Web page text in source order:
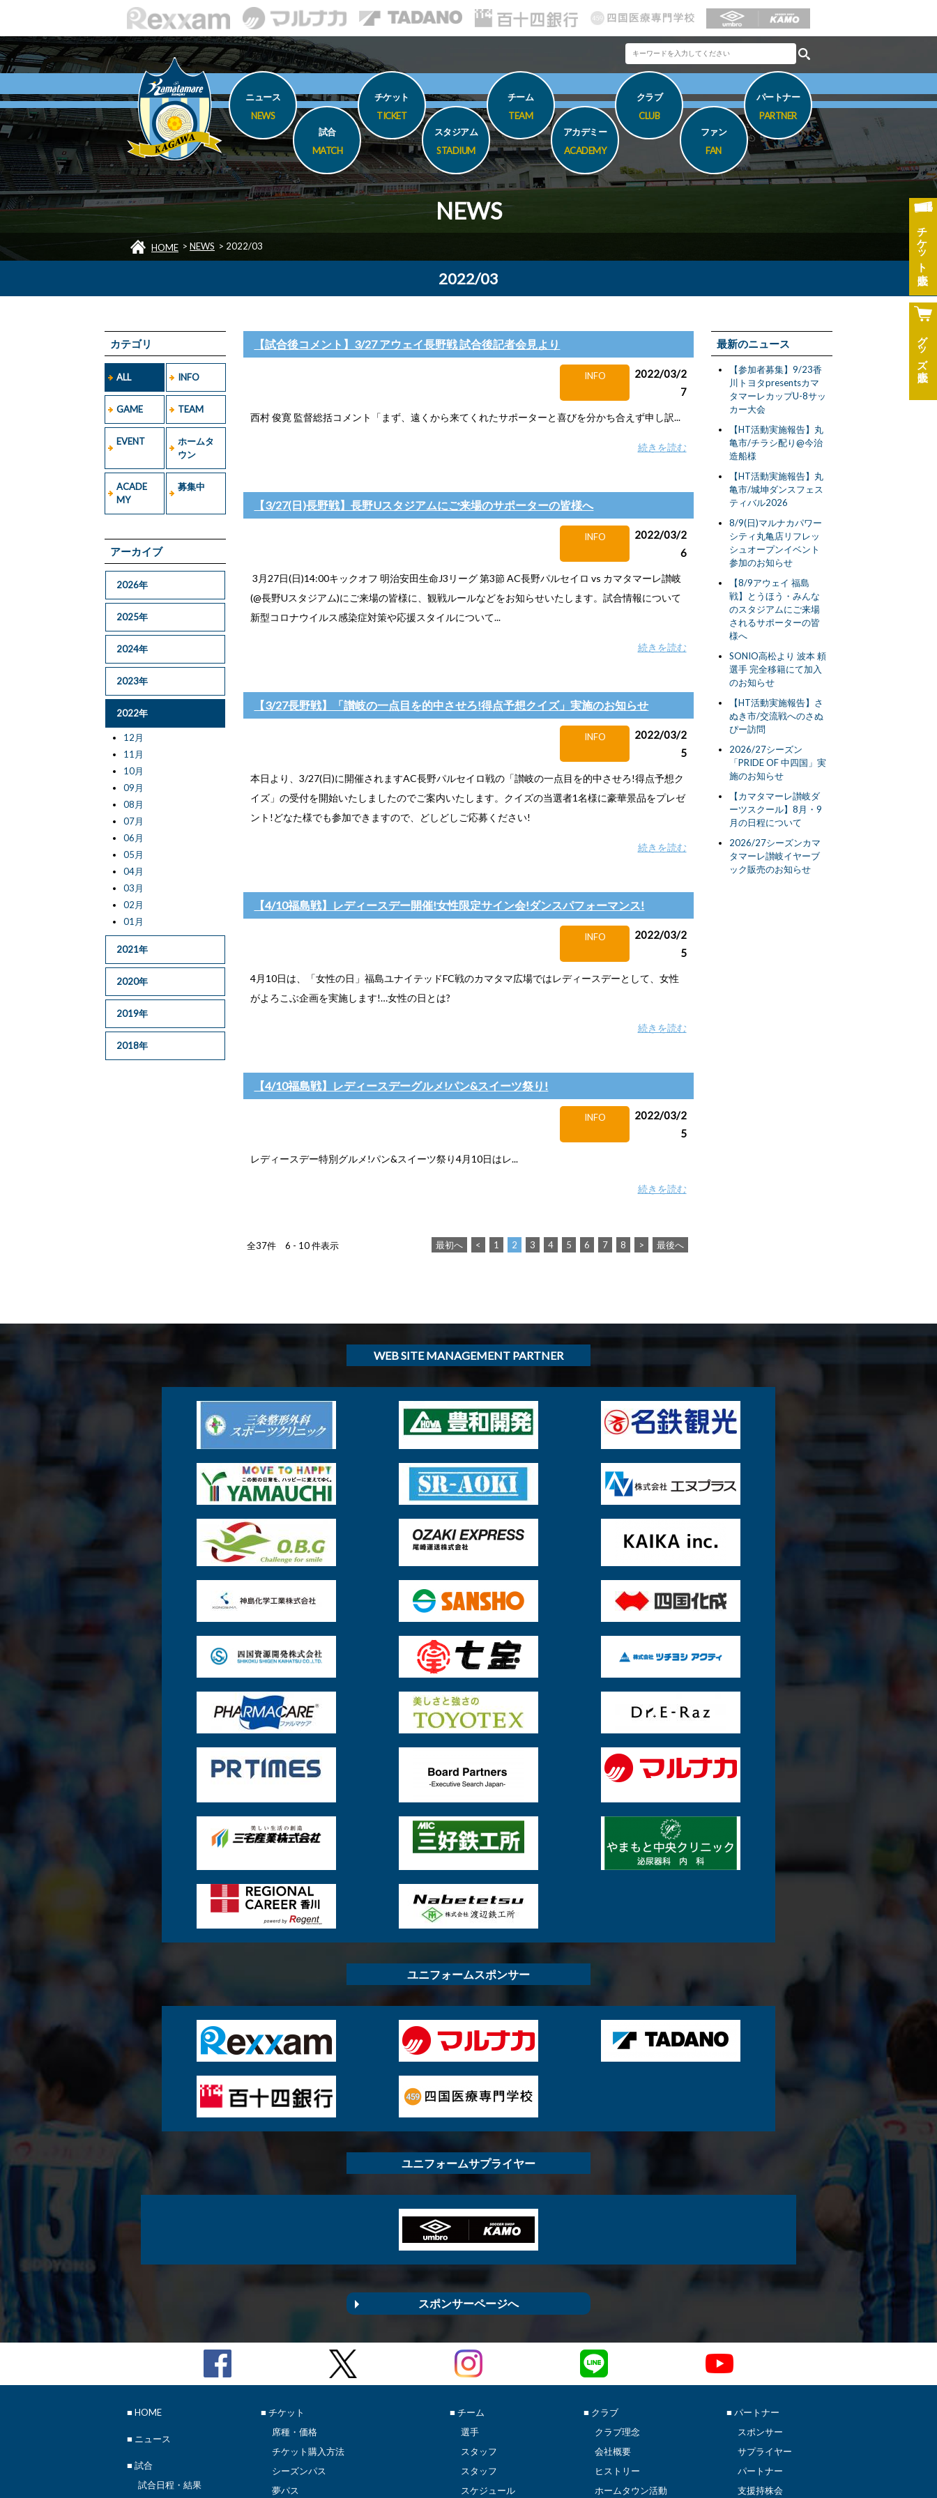
チケット
グッズ
ニュース
NEWS
試合
MATCH
チケット
TICKET
スタジアム
STADIUM
チーム
TEAM
アカデミー
ACADEMY
クラブ
CLUB
ファン
FAN
パートナー
PARTNER
NEWS
HOME > NEWS > 2022/03
2022/03
カテゴリ
ALL INFO
GAME TEAM
EVENT
ホームタ
ウン
ACADE
MY
募集中
アーカイブ
2026年
2025年
2024年
2023年
2022年
12月
11月
10月
09月
08月
07月
06月
05月
04月
03月
02月
01月
2021年
2020年
2019年
2018年
【試合後コメント】3/27 アウェイ長野戦 試合後記者会見より
INFO
2022/03/2
7
西村 俊寛 監督総括コメント「まず、遠くから来てくれたサポーターと喜びを分かち合えず申し訳...
続きを読む
【3/27(日)長野戦】長野Uスタジアムにご来場のサポーターの皆様へ
INFO
2022/03/2
6
3月27日(日)14:00キックオフ 明治安田生命J3リーグ 第3節 AC長野パルセイロ vs カマタマーレ讃岐
(@長野Uスタジアム)にご来場の皆様に、観戦ルールなどをお知らせいたします。試合情報について
新型コロナウイルス感染症対策や応援スタイルについて...
続きを読む
【3/27長野戦】「讃岐の一点目を的中させろ!得点予想クイズ」実施のお知らせ
INFO
2022/03/2
5
本日より、3/27(日)に開催されますAC長野パルセイロ戦の「讃岐の一点目を的中させろ!得点予想ク
イズ」の受付を開始いたしましたのでご案内いたします。クイズの当選者1名様に豪華景品をプレゼ
ント!どなた様でも参加できますので、どしどしご応募ください!
続きを読む
【4/10福島戦】レディースデー開催!女性限定サイン会!ダンスパフォーマンス!
INFO
2022/03/2
5
4月10日は、「女性の日」福島ユナイテッドFC戦のカマタマ広場ではレディースデーとして、女性
がよろこぶ企画を実施します!…女性の日とは?
続きを読む
【4/10福島戦】レディースデーグルメ!パン&スイーツ祭り!
INFO
2022/03/2
5
レディースデー特別グルメ!パン&スイーツ祭り4月10日はレ...
続きを読む
全37件 6 - 10 件表示 最初へ < 1 2 3 4 5 6 7 8 > 最後へ
最新のニュース
【参加者募集】9/23香
川トヨタpresentsカマ
タマーレカップU-8サッ
カー大会
【HT活動実施報告】丸
亀市/チラシ配り@今治
造船様
【HT活動実施報告】丸
亀市/城坤ダンスフェス
ティバル2026
8/9(日)マルナカパワー
シティ丸亀店リフレッ
シュオープンイベント
参加のお知らせ
【8/9アウェイ 福島
戦】とうほう・みんな
のスタジアムにご来場
されるサポーターの皆
様へ
SONIO高松より 波本 頼
選手 完全移籍にて加入
のお知らせ
【HT活動実施報告】さ
ぬき市/交流戦へのさぬ
ぴー訪問
2026/27シーズン
「PRIDE OF 中四国」実
施のお知らせ
【カマタマーレ讃岐ダ
ーツスクール】8月・9
月の日程について
2026/27シーズンカマ
タマーレ讃岐イヤーブ
ック販売のお知らせ
WEB SITE MANAGEMENT PARTNER
ユニフォームスポンサー
ユニフォームサプライヤー
スポンサーページへ
■ HOME
■ ニュース
■ 試合
試合日程・結果
■ チケット
席種・価格
チケット購入方法
シーズンパス
夢パス
■ チーム
選手
スタッフ
スタッフ
スケジュール
■ クラブ
クラブ理念
会社概要
ヒストリー
ホームタウン活動
■ パートナー
スポンサー
サプライヤー
パートナー
支援持株会